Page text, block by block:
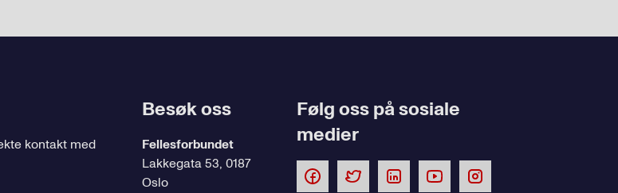
kontakt med
Besøk oss
Fellesforbundet
Lakkegata 53, 0187
Oslo
Følg oss på sosiale
medier